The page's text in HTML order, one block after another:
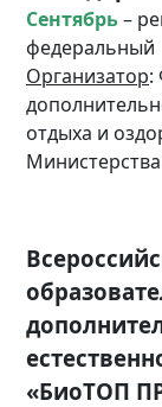
Сентябрь–
федеральный
Организатор:
отдыха и
«БиоТОП